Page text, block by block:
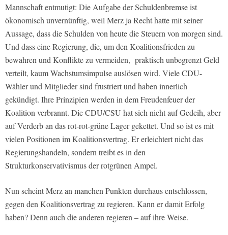
Mannschaft entmutigt: Die Aufgabe der Schuldenbremse ist
ökonomisch unvernünftig, weil Merz ja Recht hatte mit seiner
Aussage, dass die Schulden von heute die Steuern von morgen sind.
Und dass eine Regierung, die, um den Koalitionsfrieden zu
bewahren und Konflikte zu vermeiden, praktisch unbegrenzt Geld
verteilt, kaum Wachstumsimpulse auslösen wird. Viele CDU-
Wähler und Mitglieder sind frustriert und haben innerlich
gekündigt. Ihre Prinzipien werden in dem Freudenfeuer der
Koalition verbrannt. Die CDU/CSU hat sich nicht auf Gedeih, aber
auf Verderb an das rot-rot-grüne Lager gekettet. Und so ist es mit
vielen Positionen im Koalitionsvertrag. Er erleichtert nicht das
Regierungshandeln, sondern treibt es in den
Strukturkonservativismus der rotgrünen Ampel.
Nun scheint Merz an manchen Punkten durchaus entschlossen,
gegen den Koalitionsvertrag zu regieren. Kann er damit Erfolg
haben? Denn auch die anderen regieren – auf ihre Weise.